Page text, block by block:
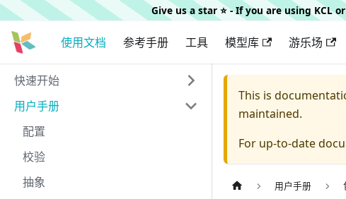
Give us a star ⭐️ - If you are using
使用文档 参考手册 工具 模型库 游乐场
快速开始
用户手册
配置
校验
抽象
This is
maintained.
For up-to-date
用户手册